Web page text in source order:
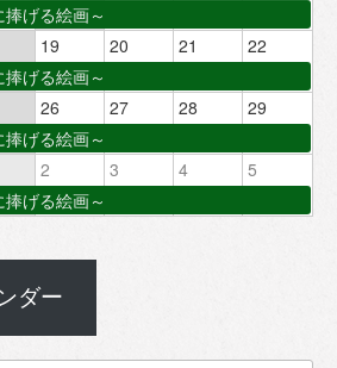
げる絵画～
19 20 21
22
げる絵画～
26 27 28
29
げる絵画～
2 3 4
5
げる絵画～
ダー